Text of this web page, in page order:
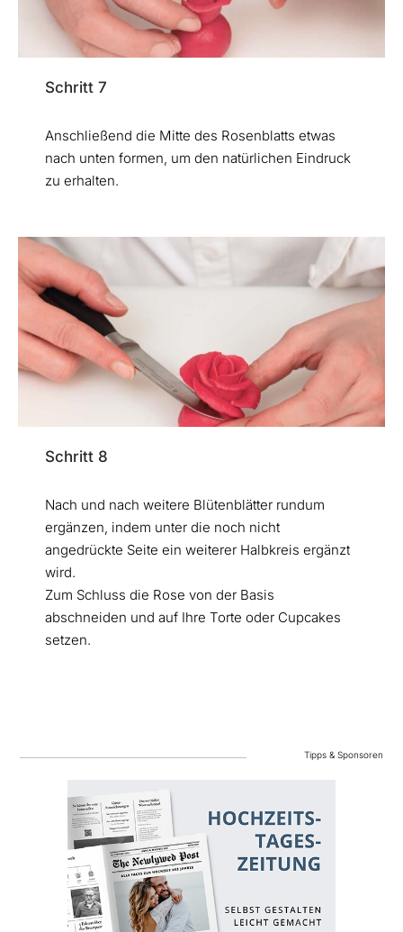
Schritt 7
Anschließend die Mitte des Rosenblatts etwas
nach unten formen, um den natürlichen Eindruck
zu erhalten.
Schritt 8
Nach und nach weitere Blütenblätter rundum
ergänzen, indem unter die noch nicht
angedrückte Seite ein weiterer Halbkreis ergänzt
wird.
Zum Schluss die Rose von der Basis
abschneiden und auf Ihre Torte oder Cupcakes
setzen.
Tipps & Sponsoren